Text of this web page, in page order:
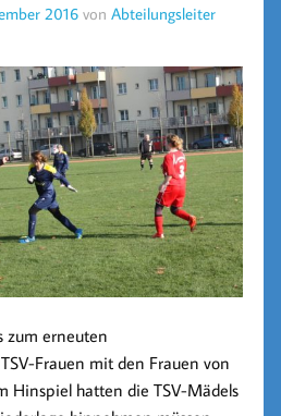
2016vonAbteilungsleiter
zum erneuten
Frauen mit den Frauen von
Hinspiel hatten die TSV-Mädels